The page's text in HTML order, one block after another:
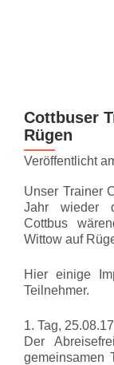
Cottbuser
Rügen
Veröffentlicht
Unser Trainer
Jahr wieder
Cottbus
Wittow auf
Hier einige
Teilnehmer.
1. Tag,
Der
gemeinsamen